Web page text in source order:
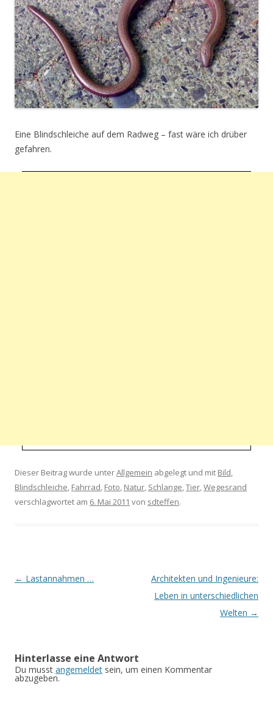
Eine Blindschleiche auf dem Radweg – fast wäre ich drüber
gefahren.
Dieser Beitrag wurde unterAllgemein abgelegt und mit Bild,
Blindschleiche, Fahrrad, Foto, Natur, Schlange,Tier,Wegesrand
verschlagwortet am 6. Mai 2011 von sdteffen.
Artikel-Navigation
← Lastannahmen …
Architekten und Ingenieure:
Leben in unterschiedlichen
Welten →
Hinterlasse eine Antwort
Du musst angemeldet sein, um einen Kommentar
abzugeben.